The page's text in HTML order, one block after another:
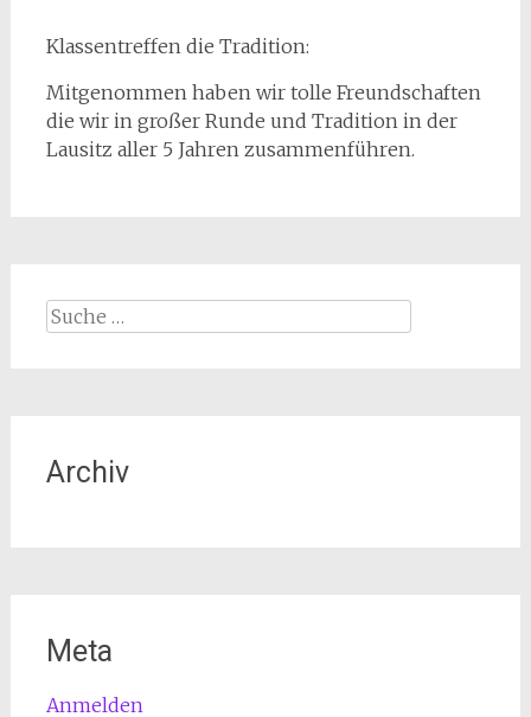
Klassentreffen die Tradition:
Mitgenommen haben wir tolle Freundschaften
die wir in großer Runde und Tradition in der
Lausitz aller 5 Jahren zusammenführen.
Suche
nach:
Archiv
Meta
Anmelden